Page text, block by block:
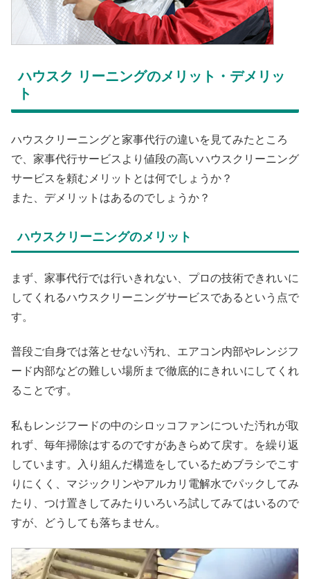
ハウスク リーニングのメリット・デメリッ
ト
ハウスクリーニングと家事代行の違いを見てみたところ
で、家事代行サービスより値段の高いハウスクリーニング
サービスを頼むメリットとは何でしょうか？
また、デメリットはあるのでしょうか？
ハウスクリーニングのメリット
まず、家事代行では行いきれない、プロの技術できれいに
してくれるハウスクリーニングサービスであるという点で
す。
普段ご自身では落とせない汚れ、エアコン内部やレンジフ
ード内部などの難しい場所まで徹底的にきれいにしてくれ
ることです。
私もレンジフードの中のシロッコファンについた汚れが取
れず、毎年掃除はするのですがあきらめて戻す。を繰り返
しています。入り組んだ構造をしているためブラシでこす
りにくく、マジックリンやアルカリ電解水でパックしてみ
たり、つけ置きしてみたりいろいろ試してみてはいるので
すが、どうしても落ちません。